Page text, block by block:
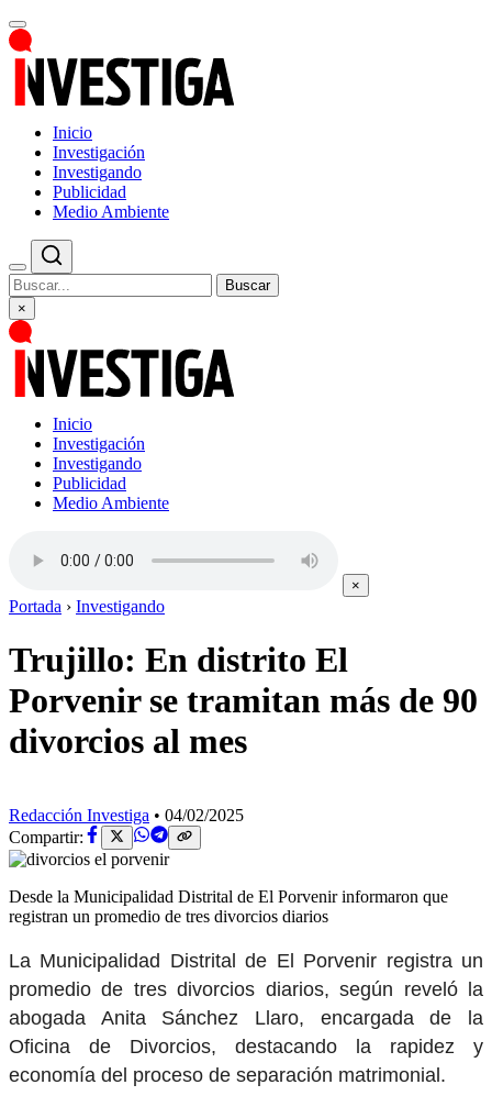
Inicio
Investigación
Investigando
Publicidad
Medio Ambiente
Buscar
×
Inicio
Investigación
Investigando
Publicidad
Medio Ambiente
×
Portada › Investigando
Trujillo: En distrito El
Porvenir se tramitan más de 90
divorcios al mes
Redacción Investiga • 04/02/2025
Compartir:
Desde la Municipalidad Distrital de El Porvenir informaron que
registran un promedio de tres divorcios diarios
La Municipalidad Distrital de El Porvenir registra un
promedio de tres divorcios diarios, según reveló la
abogada Anita Sánchez Llaro, encargada de la
Oficina de Divorcios, destacando la rapidez y
economía del proceso de separación matrimonial.